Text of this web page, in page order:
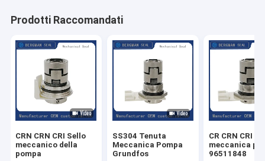
Prodotti Raccomandati
CRN CRN CRI Sello
meccanico della
pompa
SS304 Tenuta
Meccanica Pompa
Grundfos
CR CRN CRI
meccanica
96511848